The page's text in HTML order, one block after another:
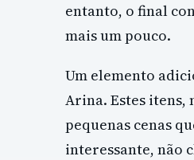
entanto, o final
mais um pouco.
Um elemento
Arina. Estes itens,
pequenas cenas
interessante, não